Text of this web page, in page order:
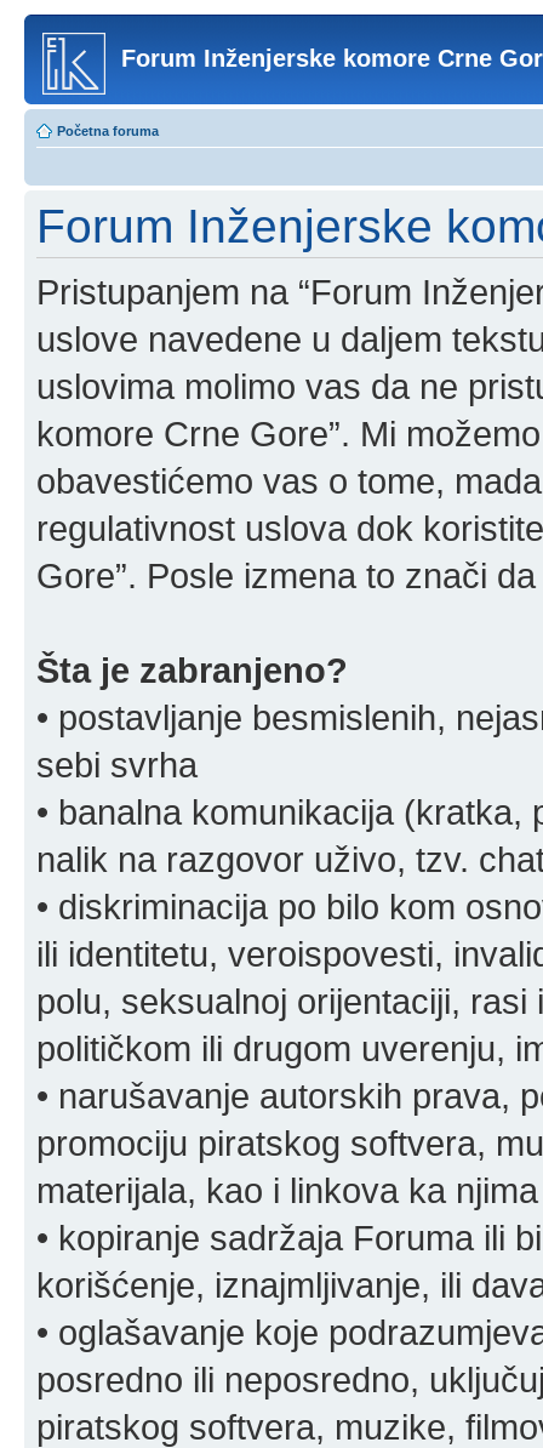
Forum Inženjerske komore Crne
Početna foruma
Forum Inženjerske
Pristupanjem na “Forum
uslove navedene u daljem
uslovima molimo vas da ne
komore Crne Gore”. Mi
obavestićemo vas o tome,
regulativnost uslova dok
Gore”. Posle izmena to znači
Šta je zabranjeno?
• postavljanje besmislenih,
sebi svrha
• banalna komunikacija
nalik na razgovor uživo, tzv.
• diskriminacija po bilo kom
ili identitetu, veroispovesti,
polu, seksualnoj orijentaciji,
političkom ili drugom uverenju,
• narušavanje autorskih prava,
promociju piratskog softvera,
materijala, kao i linkova ka njima
• kopiranje sadržaja Foruma ili
korišćenje, iznajmljivanje, ili
• oglašavanje koje
posredno ili neposredno,
piratskog softvera, muzike,